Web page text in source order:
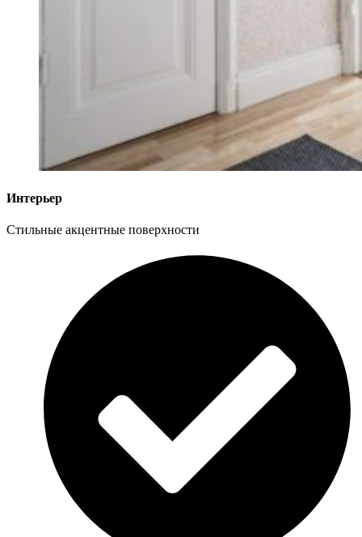
Интерьер
Стильные акцентные поверхности